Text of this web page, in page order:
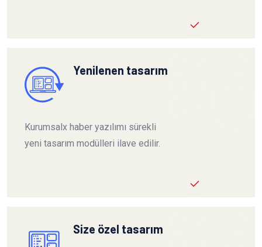
Yenilenen tasarım
Kurumsalx haber yazılımı sürekli
yeni tasarım modülleri ilave edilir.
Size özel tasarım